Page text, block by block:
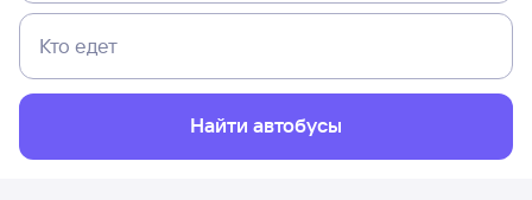
Кто едет
Найти автобусы